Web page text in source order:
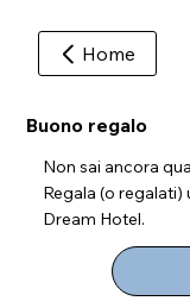
Home
Buono regalo
Non sai ancora
Regala (o regalati)
Dream Hotel.